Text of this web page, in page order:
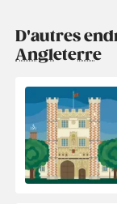
D'autres
Angleterre